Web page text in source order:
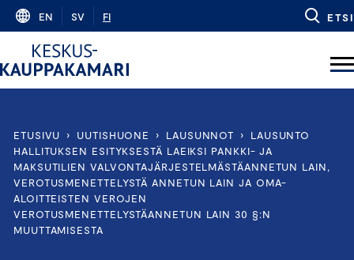
Skip
content
EN SV FI ETSI
ETUSIVU › UUTISHUONE › LAUSUNNOT ›
LAUSUNTO
HALLITUKSEN ESITYKSESTÄ LAEIKSI PANKKI- JA
MAKSUTILIEN VALVONTAJÄRJESTELMÄSTÄANNETUN LAIN,
VEROTUSMENETTELYSTÄ ANNETUN LAIN JA OMA-
ALOITTEISTEN VEROJEN
VEROTUSMENETTELYSTÄANNETUN LAIN 30 §:N
MUUTTAMISESTA